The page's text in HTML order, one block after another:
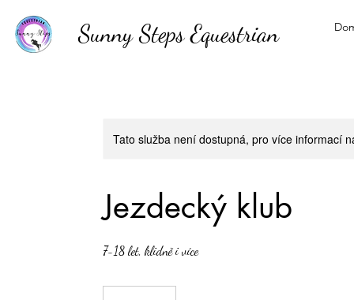
Sunny Steps Equestrian
Tato služba není dostupná, pro více informací
Jezdecký klub
7-18 let, klidně i více